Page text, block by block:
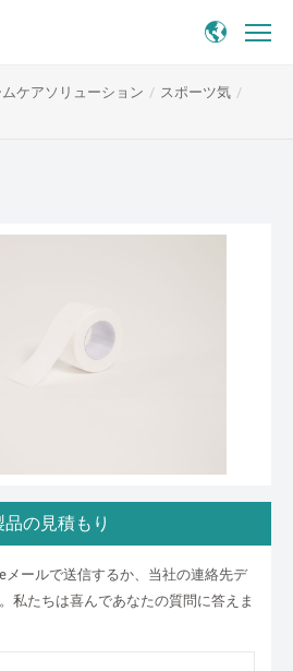
ムケアソリューション / スポーツ気 /
品の見積もり
メールで送信するか、当社の連絡先デ
私たちは喜んであなたの質問に答えま